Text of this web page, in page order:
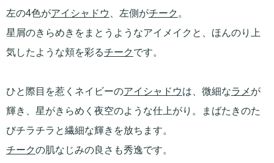
左の4色がアイシャドウ 、左側がチーク 。
星屑のきらめきをまとうようなアイメイクと、ほんのり上
気したような頬を彩るチーク です。
ひと際目を惹くネイビーのアイシャドウは、微細なラメ が
輝き、星がきらめく夜空のような仕上がり。まばたきのた
びチラチラと繊細な輝きを放ちます。
チークの肌なじみの良さも秀逸です。